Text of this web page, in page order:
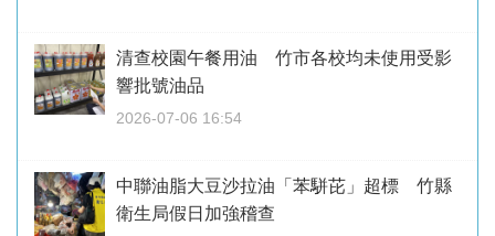
清查校園午餐用油 竹市各校均未使用受影
響批號油品
2026-07-06 16:54
中聯油脂大豆沙拉油「苯駢芘」超標 竹縣
衛生局假日加強稽查